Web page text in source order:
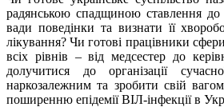
радянською спадщиною ставлення до
вади поведінки та визнати її
лікування? Чи готові працівники
всіх рівнів – від медсестер до
долучитися до організації
наркозалежним та зробити свій
поширенню епідемії ВІЛ-інфекції в